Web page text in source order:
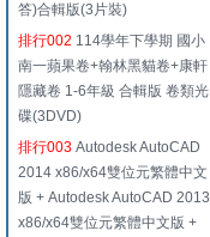
答)合輯版(3片裝)
排行002 114學年下學期 國小
南一蘋果卷+翰林黑貓卷+康軒
隱藏卷 1-6年級 合輯版 卷類光
碟(3DVD)
排行003 Autodesk AutoCAD
2014 x86/x64雙位元繁體中文
版 + Autodesk AutoCAD 2013
x86/x64雙位元繁體中文版 +